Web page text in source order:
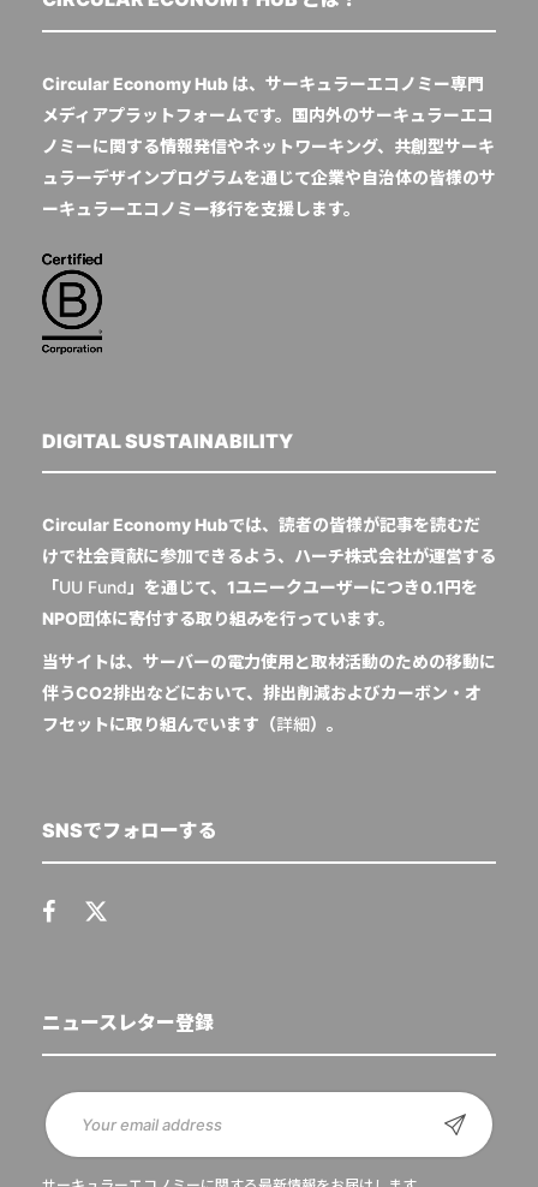
Circular Economy Hub は、サーキュラーエコノミー専門
メディアプラットフォームです。国内外のサーキュラーエコ
ノミーに関する情報発信やネットワーキング、共創型サーキ
ュラーデザインプログラムを通じて企業や自治体の皆様のサ
ーキュラーエコノミー移行を支援します。
DIGITAL SUSTAINABILITY
Circular Economy Hubでは、読者の皆様が記事を読むだ
けで社会貢献に参加できるよう、ハーチ株式会社が運営する
「UU Fund 」を通じて、1ユニークユーザーにつき0.1円を
NPO団体に寄付する取り組みを行っています。
当サイトは、サーバーの電力使用と取材活動のための移動に
伴うCO2排出などにおいて、排出削減およびカーボン・オ
フセットに取り組んでいます（詳細）。
SNSでフォローする
ニュースレター登録